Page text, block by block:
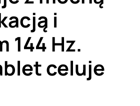
i
144 Hz.
celuje